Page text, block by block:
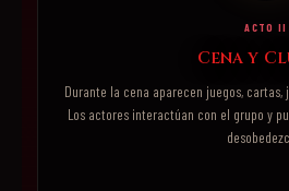
ACTO II
Cena y
Durante la cena aparecen juegos,
Los actores interactúan con el grupo y